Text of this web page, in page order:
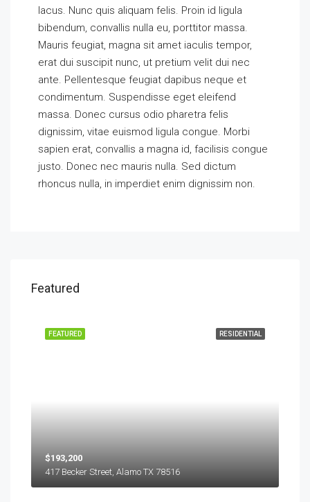
lacus. Nunc quis aliquam felis. Proin id ligula
bibendum, convallis nulla eu, porttitor massa.
Mauris feugiat, magna sit amet iaculis tempor,
erat dui suscipit nunc, ut pretium velit dui nec
ante. Pellentesque feugiat dapibus neque et
condimentum. Suspendisse eget eleifend
massa. Donec cursus odio pharetra felis
dignissim, vitae euismod ligula congue. Morbi
sapien erat, convallis a magna id, facilisis congue
justo. Donec nec mauris nulla. Sed dictum
rhoncus nulla, in imperdiet enim dignissim non.
Featured
RESIDENTIAL
FEATURED
$193,200
417 Becker Street, Alamo TX 78516